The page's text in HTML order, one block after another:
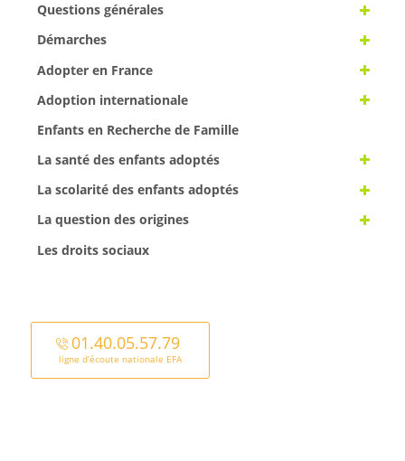
Questions générales
Démarches
Adopter en France
Adoption internationale
Enfants en Recherche de Famille
La santé des enfants adoptés
La scolarité des enfants adoptés
La question des origines
Les droits sociaux
01.40.05.57.79
ligne d’écoute nationale EFA